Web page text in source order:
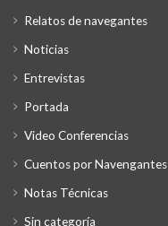
Relatos de navegantes
Noticias
Entrevistas
Portada
Video Conferencias
Cuentos por Navengantes
Notas Técnicas
Sin categoría